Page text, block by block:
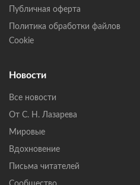
Публичная оферта
Политика обработки файлов
Cookie
Новости
Все новости
От С. Н. Лазарева
Мировые
Вдохновение
Письма читателей